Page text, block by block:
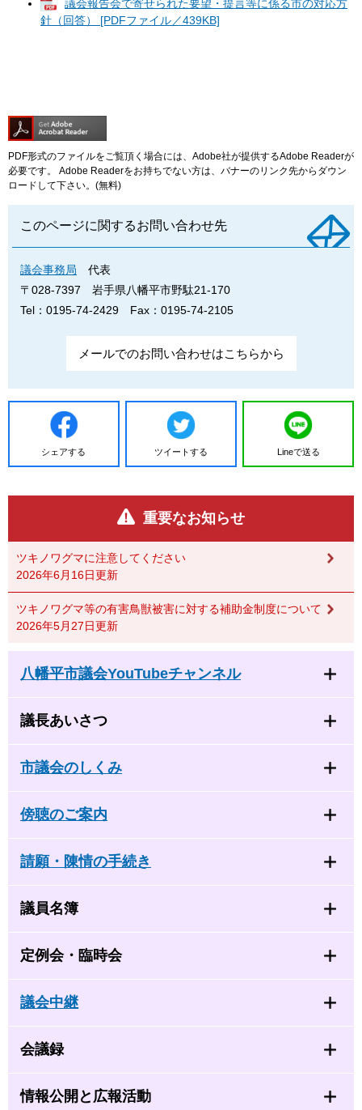
議会報告会で寄せられた要望・提言等に係る市の対応方
針（回答） [PDFファイル／439KB]
PDF形式のファイルをご覧頂く場合には、Adobe社が提供するAdobe Readerが
必要です。
Adobe Readerをお持ちでない方は、バナーのリンク先からダウン
ロードして下さい。(無料)
このページに関するお問い合わせ先
議会事務局
代表
〒028-7397
岩手県八幡平市野駄21-170
Tel：0195-74-2429
Fax：0195-74-2105
メールでのお問い合わせはこちらから
シェアする ツイートする Lineで送る
重要なお知らせ
ツキノワグマに注意してください
2026年6月16日更新
ツキノワグマ等の有害鳥獣被害に対する補助金制度について
2026年5月27日更新
八幡平市議会YouTubeチャンネル
議長あいさつ
市議会のしくみ
傍聴のご案内
請願・陳情の手続き
議員名簿
定例会・臨時会
議会中継
会議録
情報公開と広報活動